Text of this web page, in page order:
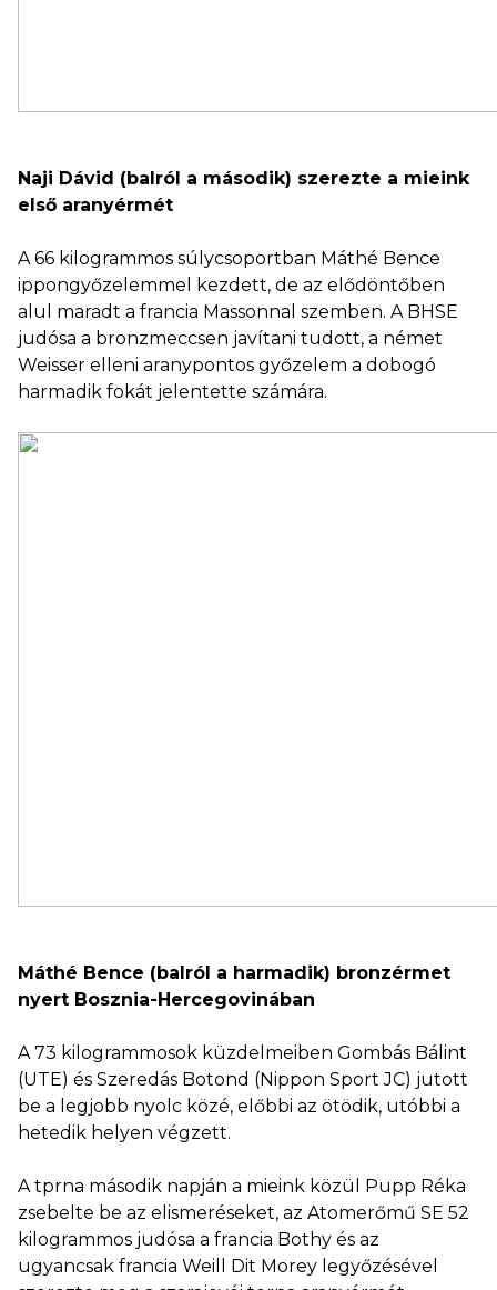
Naji Dávid (balról a második) szerezte a mieink
első aranyérmét
A 66 kilogrammos súlycsoportban Máthé Bence
ippongyőzelemmel kezdett, de az elődöntőben
alul maradt a francia Massonnal szemben. A BHSE
judósa a bronzmeccsen javítani tudott, a német
Weisser elleni aranypontos győzelem a dobogó
harmadik fokát jelentette számára.
Máthé Bence (balról a harmadik) bronzérmet
nyert Bosznia-Hercegovinában
A 73 kilogrammosok küzdelmeiben Gombás Bálint
(UTE) és Szeredás Botond (Nippon Sport JC) jutott
be a legjobb nyolc közé, előbbi az ötödik, utóbbi a
hetedik helyen végzett.
A tprna második napján a mieink közül Pupp Réka
zsebelte be az elismeréseket, az Atomerőmű SE 52
kilogrammos judósa a francia Bothy és az
ugyancsak francia Weill Dit Morey legyőzésével